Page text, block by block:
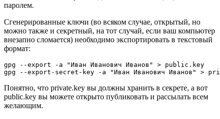
паролем.
Сгенерированные ключи (во всяком случае, открытый, но
можно также и секретный, на тот случай, если ваш компьютер
внезапно сломается) необходимо экспортировать в текстовый
формат:
gpg --export -a "Иван Иванович Иванов" > public.key
gpg --export-secret-key -a "Иван Иванович Иванов" >
Понятно, что private.key вы должны хранить в секрете, а вот
public.key вы можете открыто публиковать и рассылать всем
желающим.